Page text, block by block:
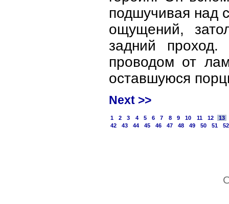
подшучивая над
ощущений,
задний
проводом от
оставшуюся
Next >>
1 2 3 4 5 6 7 8 9 10 11 12 13
42
43 44 45 46 47 48 49 50 51